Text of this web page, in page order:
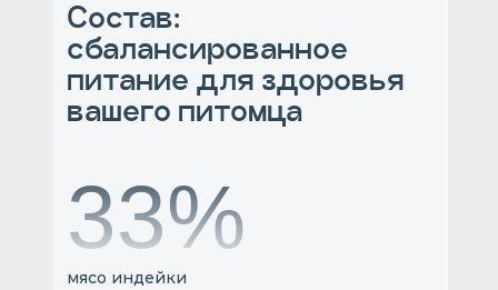
Состав:
сбалансированное
питание для здоровья
вашего питомца
мясо индейки
33%